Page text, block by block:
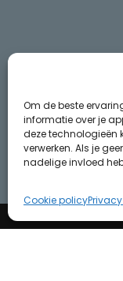
Om de beste
informatie over je
deze technologieën
verwerken. Als je
nadelige invloed
Cookie policy